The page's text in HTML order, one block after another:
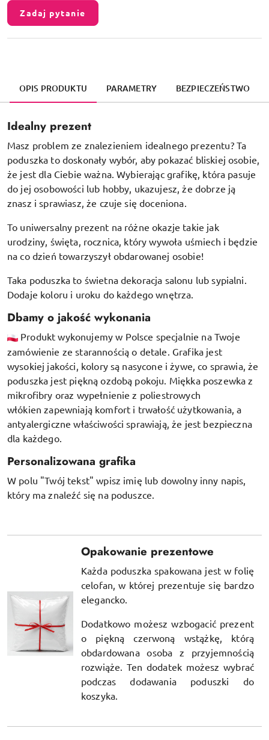
Zadaj pytanie
OPIS PRODUKTU PARAMETRY BEZPIECZEŃSTWO
Idealny prezent
Masz problem ze znalezieniem idealnego prezentu? Ta
poduszka to doskonały wybór, aby pokazać bliskiej osobie,
że jest dla Ciebie ważna. Wybierając grafikę, która pasuje
do jej osobowości lub hobby, ukazujesz, że dobrze ją
znasz i sprawiasz, że czuje się doceniona.
To uniwersalny prezent na różne okazje takie jak
urodziny, święta, rocznica, który wywoła uśmiech i będzie
na co dzień towarzyszył obdarowanej osobie!
Taka poduszka to świetna dekoracja salonu lub sypialni.
Dodaje koloru i uroku do każdego wnętrza.
Dbamy o jakość wykonania
Produkt wykonujemy w Polsce specjalnie na Twoje
zamówienie ze starannością o detale. Grafika jest
wysokiej jakości, kolory są nasycone i żywe, co sprawia, że
poduszka jest piękną ozdobą pokoju. Miękka poszewka z
mikrofibry oraz wypełnienie z poliestrowych
włókien zapewniają komfort i trwałość użytkowania, a
antyalergiczne właściwości sprawiają, że jest bezpieczna
dla każdego.
Personalizowana grafika
W polu "Twój tekst" wpisz imię lub dowolny inny napis,
który ma znaleźć się na poduszce.
Opakowanie prezentowe
Każda poduszka spakowana jest w folię
celofan, w której prezentuje się bardzo
elegancko.
Dodatkowo możesz wzbogacić prezent
o piękną czerwoną wstążkę, którą
obdardowana osoba z przyjemnością
rozwiąże. Ten dodatek możesz wybrać
podczas dodawania poduszki do
koszyka.